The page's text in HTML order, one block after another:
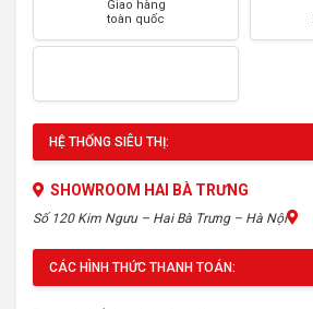
Giao hàng
toàn quốc
HỆ THỐNG SIÊU THỊ:
SHOWROOM HAI BÀ TRƯNG
Số 120 Kim Ngưu – Hai Bà Trưng – Hà Nội
CÁC HÌNH THỨC THANH TOÁN: